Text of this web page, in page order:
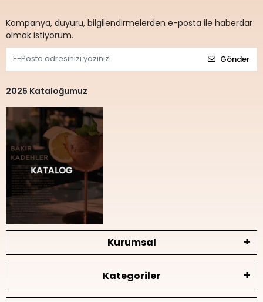
Kampanya, duyuru, bilgilendirmelerden e-posta ile haberdar
olmak istiyorum.
Gönder
2025 Kataloğumuz
Kurumsal
Kategoriler